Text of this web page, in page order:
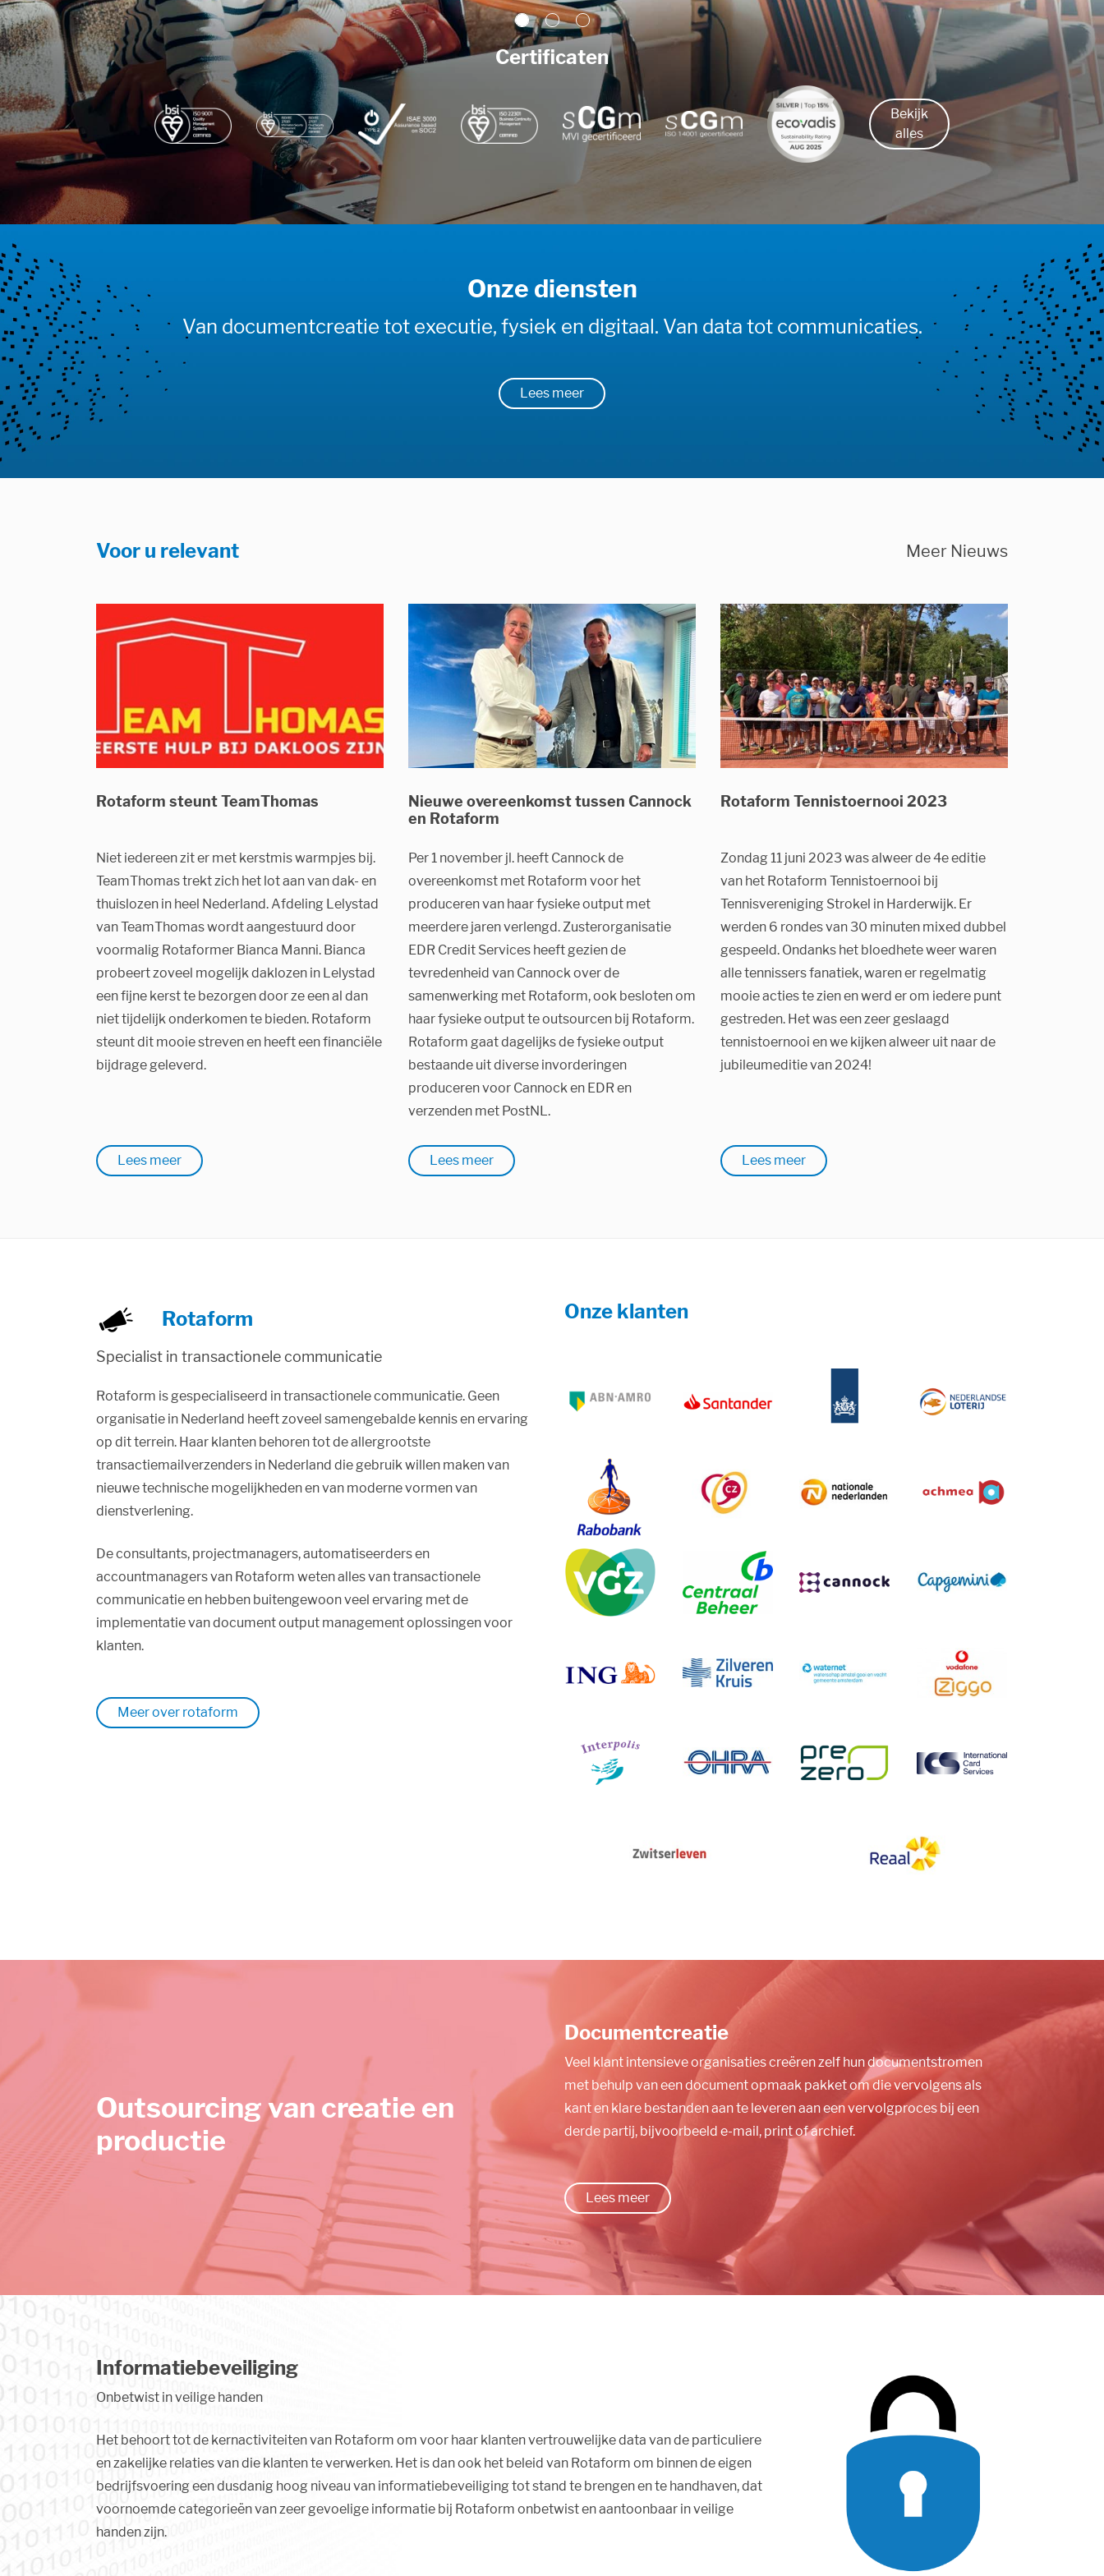
Certificaten
Bekijk
alles
Onze diensten
Van documentcreatie tot executie, fysiek en digitaal. Van data tot communicaties.
Lees meer
Voor u relevant Meer Nieuws
Rotaform steunt TeamThomas
Niet iedereen zit er met kerstmis warmpjes bij.
TeamThomas trekt zich het lot aan van dak- en
thuislozen in heel Nederland. Afdeling Lelystad
van TeamThomas wordt aangestuurd door
voormalig Rotaformer Bianca Manni. Bianca
probeert zoveel mogelijk daklozen in Lelystad
een fijne kerst te bezorgen door ze een al dan
niet tijdelijk onderkomen te bieden. Rotaform
steunt dit mooie streven en heeft een financiële
bijdrage geleverd.
Lees meer
Nieuwe overeenkomst tussen Cannock
en Rotaform
Per 1 november jl. heeft Cannock de
overeenkomst met Rotaform voor het
produceren van haar fysieke output met
meerdere jaren verlengd. Zusterorganisatie
EDR Credit Services heeft gezien de
tevredenheid van Cannock over de
samenwerking met Rotaform, ook besloten om
haar fysieke output te outsourcen bij Rotaform.
Rotaform gaat dagelijks de fysieke output
bestaande uit diverse invorderingen
produceren voor Cannock en EDR en
verzenden met PostNL.
Lees meer
Rotaform Tennistoernooi 2023
Zondag 11 juni 2023 was alweer de 4e editie
van het Rotaform Tennistoernooi bij
Tennisvereniging Strokel in Harderwijk. Er
werden 6 rondes van 30 minuten mixed dubbel
gespeeld. Ondanks het bloedhete weer waren
alle tennissers fanatiek, waren er regelmatig
mooie acties te zien en werd er om iedere punt
gestreden. Het was een zeer geslaagd
tennistoernooi en we kijken alweer uit naar de
jubileumeditie van 2024!
Lees meer
Rotaform
Specialist in transactionele communicatie
Rotaform is gespecialiseerd in transactionele communicatie. Geen
organisatie in Nederland heeft zoveel samengebalde kennis en ervaring
op dit terrein. Haar klanten behoren tot de allergrootste
transactiemailverzenders in Nederland die gebruik willen maken van
nieuwe technische mogelijkheden en van moderne vormen van
dienstverlening.
De consultants, projectmanagers, automatiseerders en
accountmanagers van Rotaform weten alles van transactionele
communicatie en hebben buitengewoon veel ervaring met de
implementatie van document output management oplossingen voor
klanten.
Meer over rotaform
Onze klanten
Outsourcing van creatie en
productie
Documentcreatie
Veel klant intensieve organisaties creëren zelf hun documentstromen
met behulp van een document opmaak pakket om die vervolgens als
kant en klare bestanden aan te leveren aan een vervolgproces bij een
derde partij, bijvoorbeeld e-mail, print of archief.
Lees meer
Informatiebeveiliging
Onbetwist in veilige handen
Het behoort tot de kernactiviteiten van Rotaform om voor haar klanten vertrouwelijke data van de particuliere
en zakelijke relaties van die klanten te verwerken. Het is dan ook het beleid van Rotaform om binnen de eigen
bedrijfsvoering een dusdanig hoog niveau van informatiebeveiliging tot stand te brengen en te handhaven, dat
voornoemde categorieën van zeer gevoelige informatie bij Rotaform onbetwist en aantoonbaar in veilige
handen zijn.